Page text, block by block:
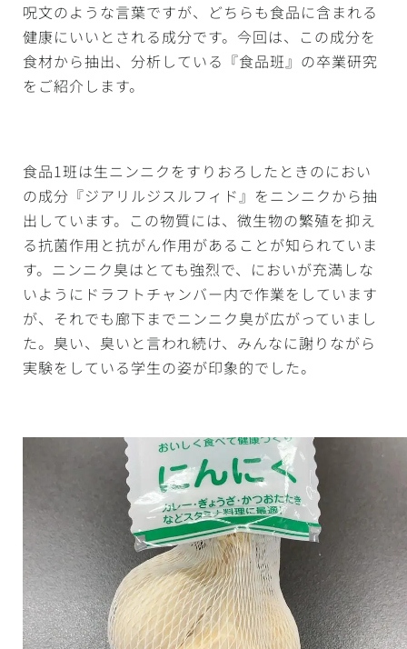
呪文のような言葉ですが、どちらも食品に含まれる
健康にいいとされる成分です。今回は、この成分を
食材から抽出、分析している『食品班』の卒業研究
をご紹介します。
食品1班は生ニンニクをすりおろしたときのにおい
の成分『ジアリルジスルフィド』をニンニクから抽
出しています。この物質には、微生物の繁殖を抑え
る抗菌作用と抗がん作用があることが知られていま
す。ニンニク臭はとても強烈で、においが充満しな
いようにドラフトチャンバー内で作業をしています
が、それでも廊下までニンニク臭が広がっていまし
た。臭い、臭いと言われ続け、みんなに謝りながら
実験をしている学生の姿が印象的でした。